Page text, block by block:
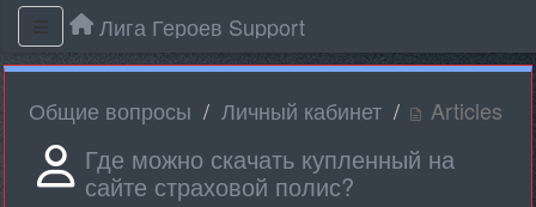
Лига Героев Support
Общие вопросы Личный кабинет Articles
Где можно скачать купленный на
сайте страховой полис?